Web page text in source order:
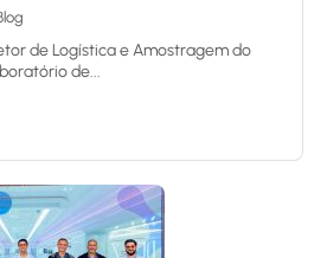
de Logística e Amostragem do
de...